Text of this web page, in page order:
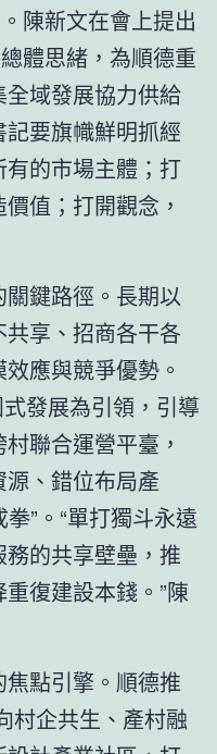
陳新文在會上提出
體思緒，為順德重
域發展協力供給
要旗幟鮮明抓經
的市場主體；打
值；打開觀念，
鍵路徑。長期以
享、招商各干各
應與競爭優勢。
發展為引領，引導
聯合運營平臺，
、錯位布局產
”。“單打獨斗永遠
的共享壁壘，推
復建設本錢。”陳
點引擎。順德推
村企共生、產村融